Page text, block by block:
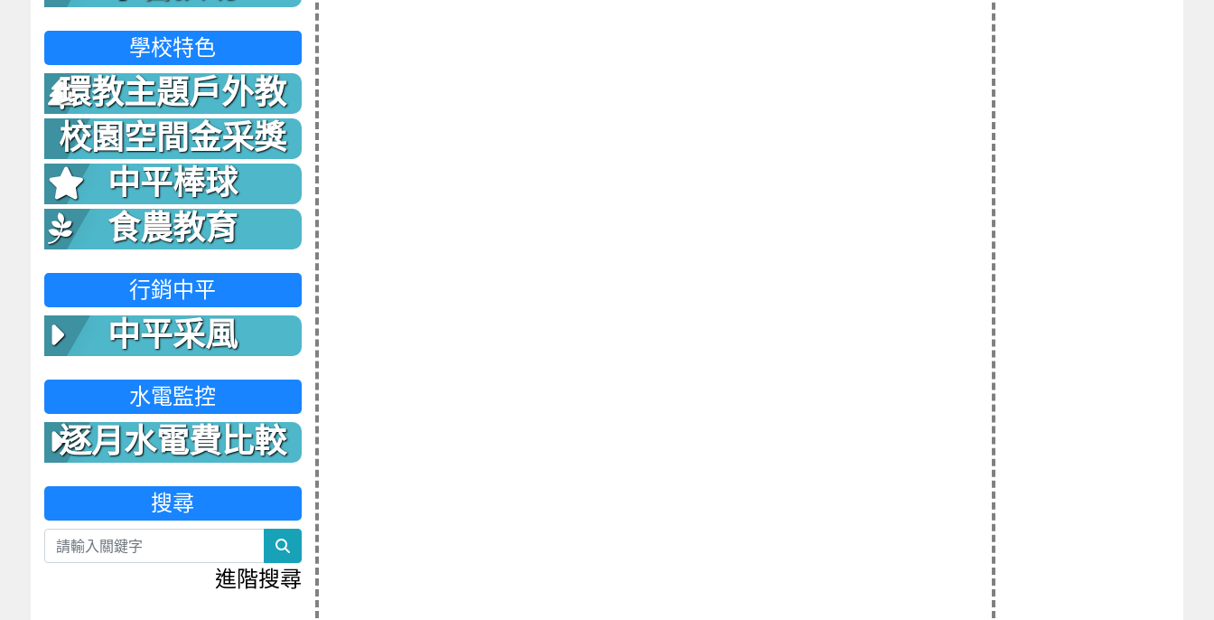
學校特色
環教主題戶外教
室
校園空間金采獎
中平棒球
食農教育
行銷中平
中平采風
水電監控
逐月水電費比較
表
搜尋
search
進階搜尋